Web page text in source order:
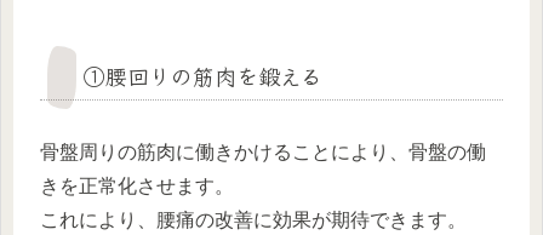
①腰回りの筋肉を鍛える
骨盤周りの筋肉に働きかけることにより、骨盤の働
きを正常化させます。
これにより、腰痛の改善に効果が期待できます。